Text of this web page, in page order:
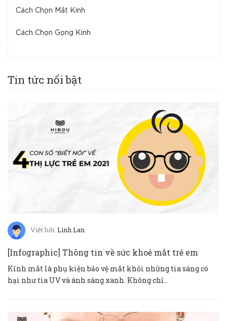
Cách Chọn Mắt Kính
Cách Chọn Gọng Kính
Tin tức nổi bật
Viết bởi: Linh Lan
[Infographic] Thông tin về sức khoẻ mắt trẻ em
Kính mắt là phụ kiện bảo vệ mắt khỏi những tia sáng có
hại như tia UV và ánh sáng xanh. Không chỉ...